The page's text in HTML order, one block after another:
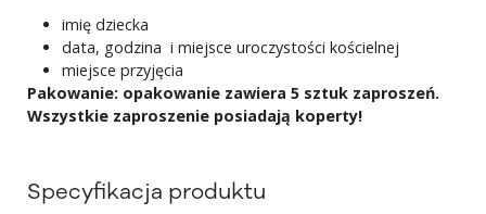
imię dziecka
data, godzina i miejsce uroczystości kościelnej
miejsce przyjęcia
Pakowanie: opakowanie zawiera 5 sztuk zaproszeń.
Wszystkie zaproszenie posiadają koperty!
Specyfikacja produktu